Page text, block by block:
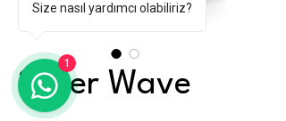
Silver Wave
Size nasıl yardımcı olabiliriz?
1